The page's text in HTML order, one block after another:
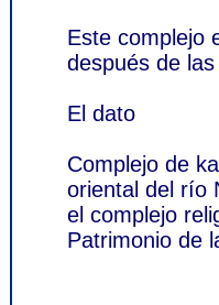
Este complejo
después de
El dato
Complejo de
oriental del río
el complejo
Patrimonio de